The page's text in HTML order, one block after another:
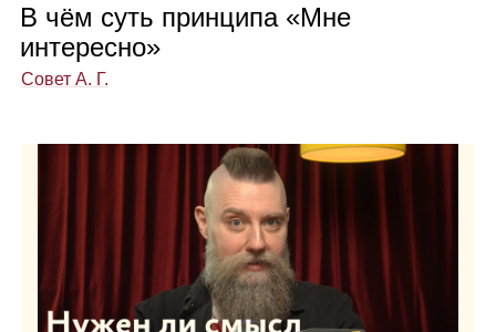
В чём суть прин­ципа «Мне
инте­ресно»
Совет А. Г.